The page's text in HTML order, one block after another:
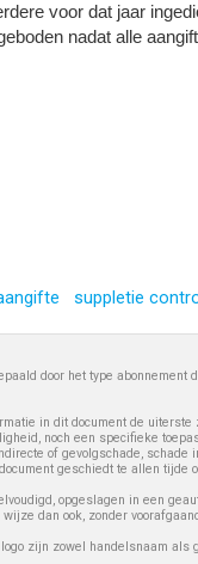
voor dat jaar
nadat alle
suppletie
door het type
in dit document de
noch een specifieke
of gevolgschade,
geschiedt te allen tijde
opgeslagen in een
dan ook, zonder
zijn zowel handelsnaam als